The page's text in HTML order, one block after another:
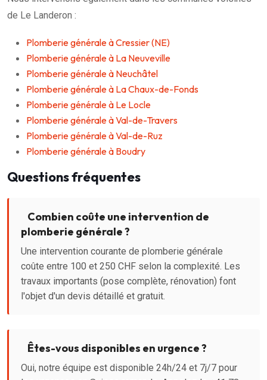
de Le Landeron :
Plomberie générale à Cressier (NE)
Plomberie générale à La Neuveville
Plomberie générale à Neuchâtel
Plomberie générale à La Chaux-de-Fonds
Plomberie générale à Le Locle
Plomberie générale à Val-de-Travers
Plomberie générale à Val-de-Ruz
Plomberie générale à Boudry
Questions fréquentes
Combien coûte une intervention de
plomberie générale ?
Une intervention courante de plomberie générale
coûte entre 100 et 250 CHF selon la complexité. Les
travaux importants (pose complète, rénovation) font
l'objet d'un devis détaillé et gratuit.
Êtes-vous disponibles en urgence ?
Oui, notre équipe est disponible 24h/24 et 7j/7 pour